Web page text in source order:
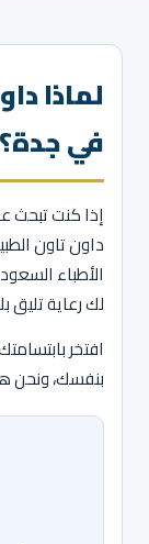
لماذا
في جدة؟
إذا كنت تبحث
داون تاون
الأطباء
لك رعاية تليق
افتخر
بنفسك، ونحن